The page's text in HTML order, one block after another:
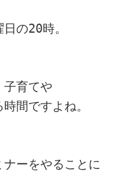
の20時。
子育てや
間ですよね。
ーをやることに